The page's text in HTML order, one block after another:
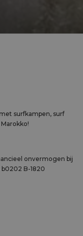
surfkampen, surf
onvermogen bij
B-1820